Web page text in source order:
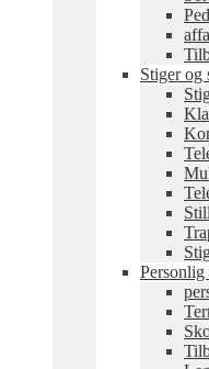
Stiger og
Personlig